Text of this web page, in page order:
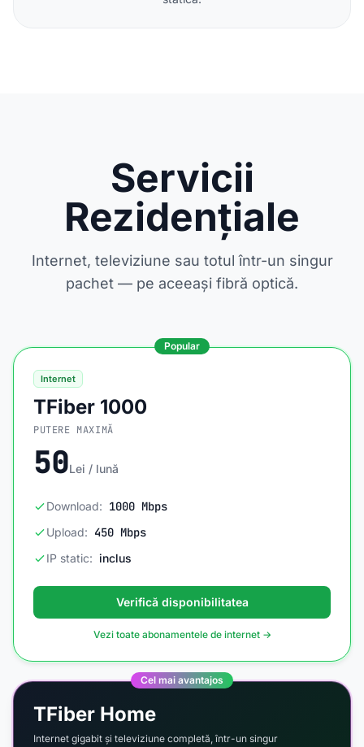
Servicii
Rezidențiale
Internet, televiziune sau totul într-un singur
pachet — pe aceeași fibră optică.
Popular
Internet
TFiber 1000
PUTERE MAXIMĂ
50Lei / lună
Download: 1000 Mbps
Upload: 450 Mbps
IP static: inclus
Verifică disponibilitatea
Vezi toate abonamentele de internet →
Cel mai avantajos
TFiber Home
Internet gigabit și televiziune completă, într-un singur